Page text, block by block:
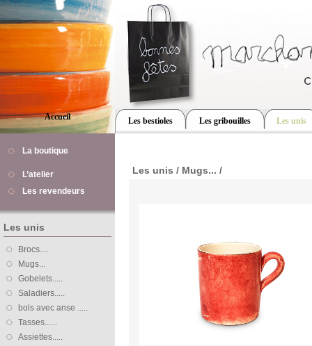
Accueil Les bestioles Les gribouilles Les unis
La boutique
L’atelier
Les revendeurs
Les unis
Brocs....
Mugs...
Gobelets.....
Saladiers.....
bols avec anse .....
Tasses......
Assiettes.....
Les unis / Mugs... /